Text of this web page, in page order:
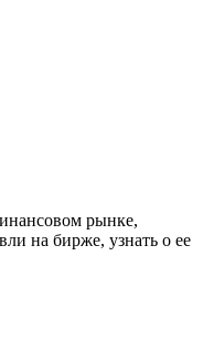
рынке,
на бирже, узнать о ее